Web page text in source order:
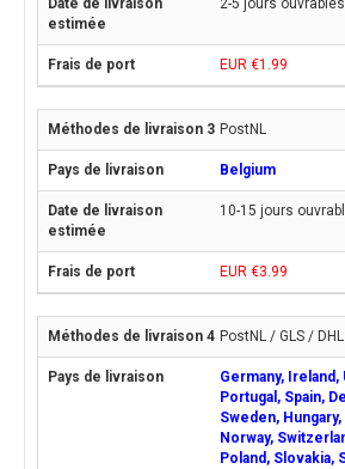
2-5 jours ouvrables
EUR €1.99
PostNL
Belgium
10-15 jours
EUR €3.99
PostNL / GLS / DHL
Germany,
Portugal, Spain,
Sweden,
Norway,
Poland, Slovakia,